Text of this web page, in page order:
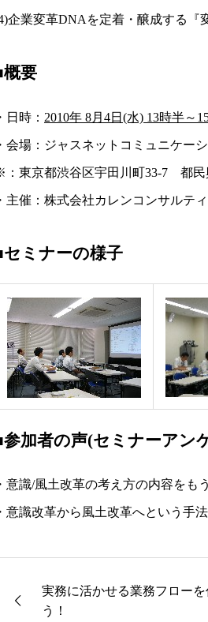
企業変革DNAを定着・醸成する『
概要
・日時： 2010年 8月4日(水) 13時半～
・会場：ジャスネットコミュニケ
：東京都渋谷区宇田川町33-7 都民
・主催：株式会社カレンコンサルテ
セミナーの様子
参加者の声(セミナーアン
・意識/風土改革の考え方の内容をも
・意識改革から風土改革へという手
実務に活かせる業務フローを
う！